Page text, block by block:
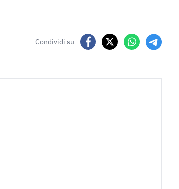
Condividi su